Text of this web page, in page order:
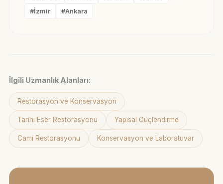
#İzmir #Ankara
İlgili Uzmanlık Alanları:
Restorasyon ve Konservasyon
Tarihi Eser Restorasyonu Yapısal Güçlendirme
Cami Restorasyonu Konservasyon ve Laboratuvar